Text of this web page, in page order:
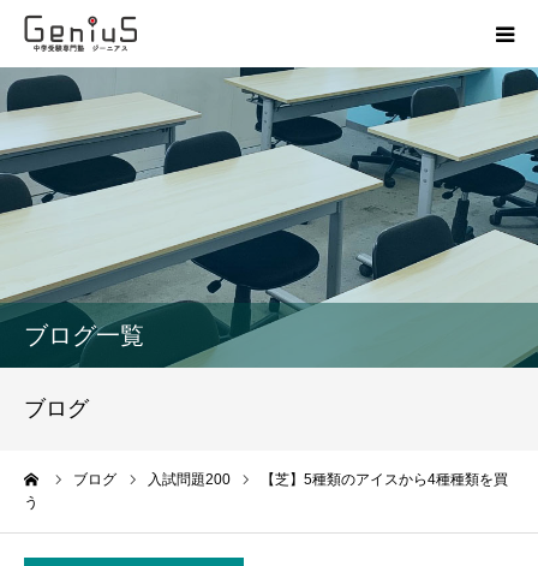
ブログ一覧
ブログ
ブログ 入試問題200
【芝】5種類のアイスから4種種類を買
う
授業
志望校別特訓
模試